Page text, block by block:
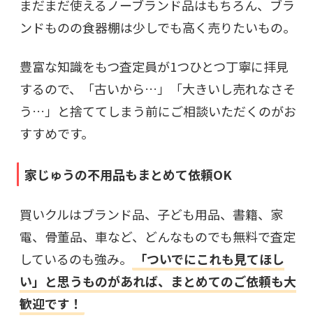
まだまだ使えるノーブランド品はもちろん、ブラ
ンドものの食器棚は少しでも高く売りたいもの。
豊富な知識をもつ査定員が1つひとつ丁寧に拝見
するので、「古いから…」「大きいし売れなさそ
う…」と捨ててしまう前にご相談いただくのがお
すすめです。
家じゅうの不用品もまとめて依頼OK
買いクルはブランド品、子ども用品、書籍、家
電、骨董品、車など、どんなものでも無料で査定
しているのも強み。
「ついでにこれも見てほし
い」と思うものがあれば、まとめてのご依頼も大
歓迎です！